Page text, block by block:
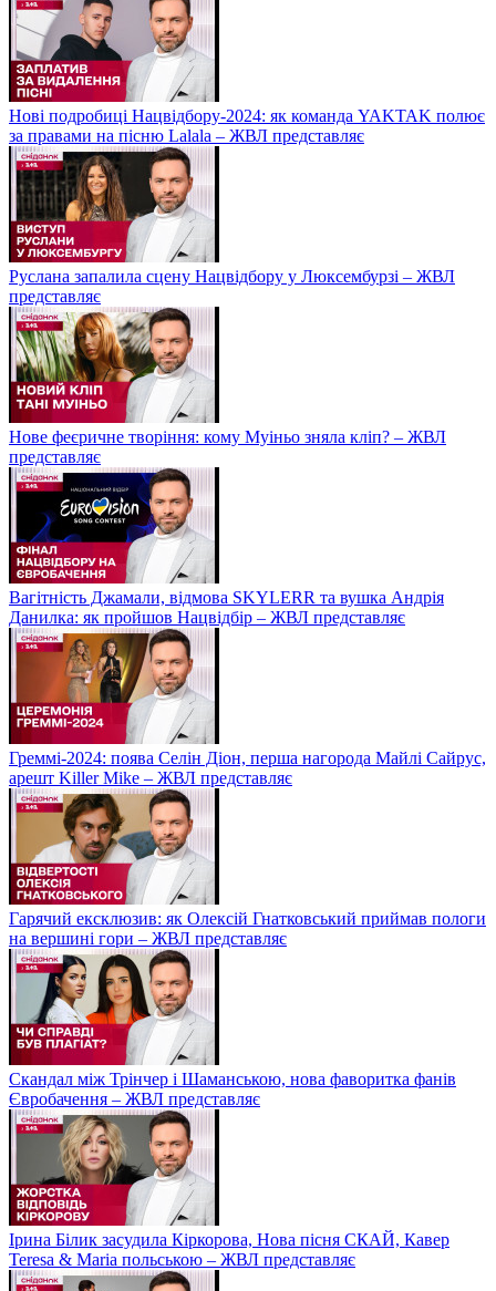
Нові подробиці Нацвідбору-2024: як команда YAKTAK полює
за правами на пісню Lalala – ЖВЛ представляє
Руслана запалила сцену Нацвідбору у Люксембурзі – ЖВЛ
представляє
Нове феєричне творіння: кому Муіньо зняла кліп? – ЖВЛ
представляє
Вагітність Джамали, відмова SKYLERR та вушка Андрія
Данилка: як пройшов Нацвідбір – ЖВЛ представляє
Греммі-2024: поява Селін Діон, перша нагорода Майлі Сайрус,
арешт Killer Mike – ЖВЛ представляє
Гарячий ексклюзив: як Олексій Гнатковський приймав пологи
на вершині гори – ЖВЛ представляє
Скандал між Трінчер і Шаманською, нова фаворитка фанів
Євробачення – ЖВЛ представляє
Ірина Білик засудила Кіркорова, Нова пісня СКАЙ, Кавер
Teresa & Maria польською – ЖВЛ представляє